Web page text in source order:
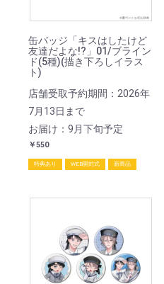
缶バッジ「キスはしたけど
友達だよな!?」01/ブライン
ド(5種)(描き下ろしイラス
ト)
店舗受取予約期間：2026年
7月13日まで
お届け：9月下旬予定
￥550
特典あり WEB開封式 新商品